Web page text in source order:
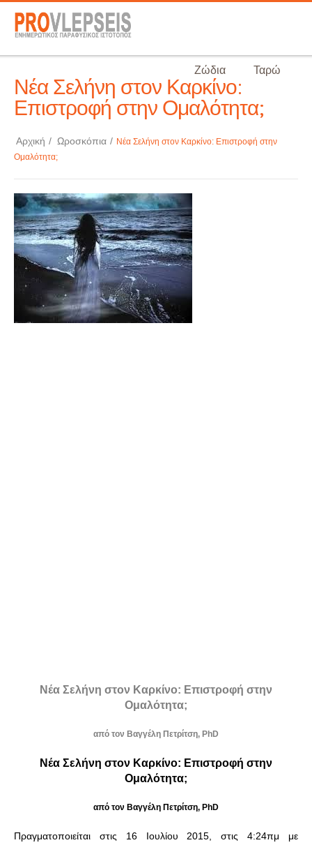
Ζώδια Ταρώ
Νέα Σελήνη στον Καρκίνο:
Επιστροφή στην Ομαλότητα;
Αρχική / Ωροσκόπια / Νέα Σελήνη στον Καρκίνο: Επιστροφή στην
Ομαλότητα;
Νέα Σελήνη στον Καρκίνο: Επιστροφή στην
Ομαλότητα;
από τον Βαγγέλη Πετρίτση, PhD
Νέα Σελήνη στον Καρκίνο: Επιστροφή στην
Ομαλότητα;
από τον Βαγγέλη Πετρίτση, PhD
Πραγματοποιείται στις 16 Ιουλίου 2015, στις 4:24πμ με